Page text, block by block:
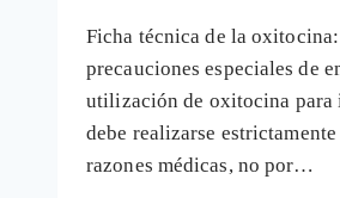
Ficha técnica de la
precauciones especiales de
utilización de oxitocina para
debe realizarse
razones médicas, no por…